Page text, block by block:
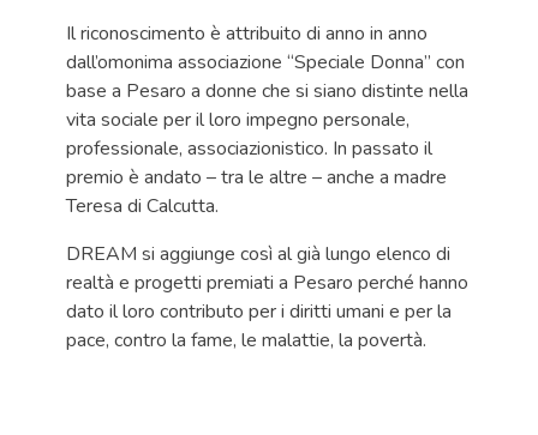
Il riconoscimento è attribuito di anno in anno
dall’omonima associazione “Speciale Donna” con
base a Pesaro a donne che si siano distinte nella
vita sociale per il loro impegno personale,
professionale, associazionistico. In passato il
premio è andato – tra le altre – anche a madre
Teresa di Calcutta.
DREAM si aggiunge così al già lungo elenco di
realtà e progetti premiati a Pesaro perché hanno
dato il loro contributo per i diritti umani e per la
pace, contro la fame, le malattie, la povertà.